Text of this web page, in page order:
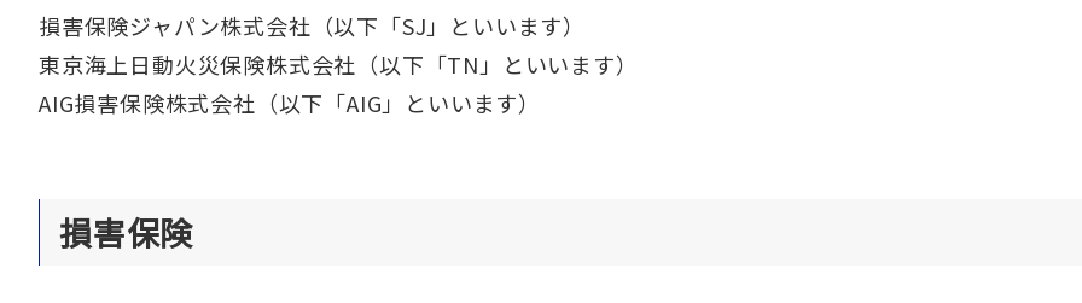
損害保険ジャパン株式会社（以下「SJ」といいます）
東京海上日動火災保険株式会社（以下「TN」といいます）
AIG損害保険株式会社（以下「AIG」といいます）
損害保険